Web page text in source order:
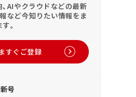
AIやクラウドなどの最新
など今知りたい情報をま
。
すぐご登録
号